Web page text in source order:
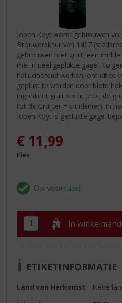
Jopen Koyt wordt gebrouwen
Brouwerskeur van 1407
gebrouwen met gruit, een
met ritueel geplukte gagel.
hallucinerend werken, om dit te
geplukt te worden door blote
ingrediënt gruit kocht je bij de
tot de Gruijter = kruidenier). In
Jopen Koyt is geplukte gagel
€ 11,99
Fles
In winkelmand
ETIKETINFORMATIE
Land van Herkomst